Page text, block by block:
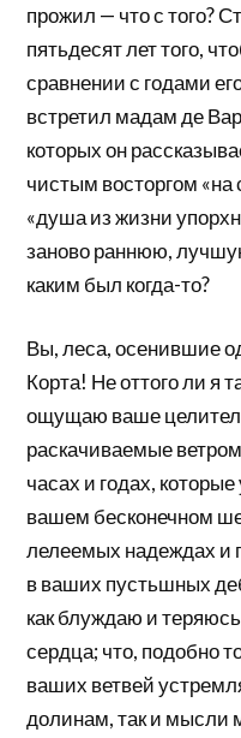
прожил — что с того?
пятьдесят лет того,
сравнении с годами
встретил мадам де
которых он
чистым восторгом «на
«душа из жизни
заново раннюю,
каким был когда-то?
Вы, леса, осенившие
Корта! Не оттого ли я
ощущаю ваше
раскачиваемые
часах и годах,
вашем бесконечном
лелеемых надеждах и
в ваших пустьшных
как блуждаю и
сердца; что, подобно
ваших ветвей
долинам, так и мысли